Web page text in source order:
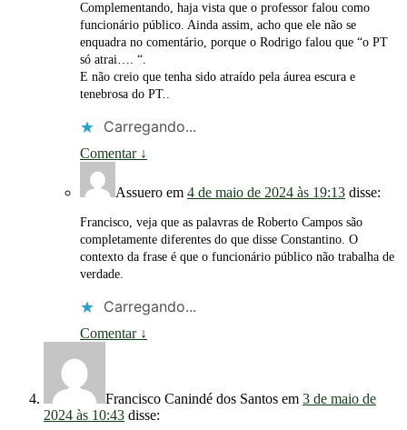
Complementando, haja vista que o professor falou como
funcionário público. Ainda assim, acho que ele não se
enquadra no comentário, porque o Rodrigo falou que “o PT
só atrai…. “.
E não creio que tenha sido atraído pela áurea escura e
tenebrosa do PT..
Carregando...
Comentar ↓
Assuero em 4 de maio de 2024 às 19:13 disse:
Francisco, veja que as palavras de Roberto Campos são
completamente diferentes do que disse Constantino. O
contexto da frase é que o funcionário público não trabalha de
verdade.
Carregando...
Comentar ↓
Francisco Canindé dos Santos em 3 de maio de
2024 às 10:43 disse: